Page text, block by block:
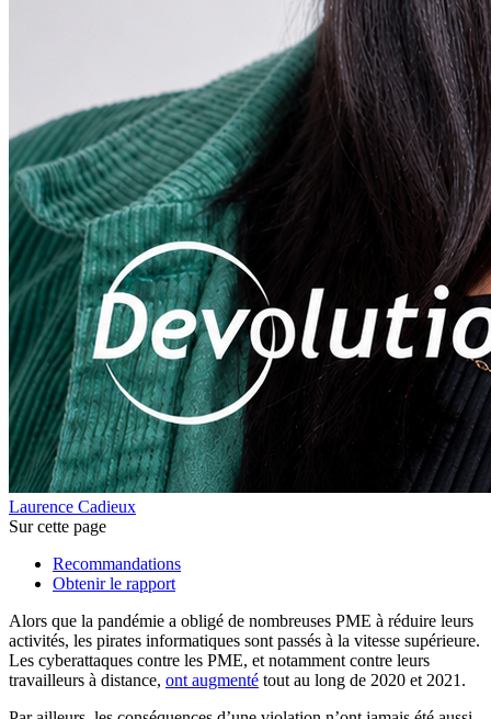
Laurence Cadieux
Sur cette page
Recommandations
Obtenir le rapport
Alors que la pandémie a obligé de nombreuses PME à réduire leurs
activités, les pirates informatiques sont passés à la vitesse supérieure.
Les cyberattaques contre les PME, et notamment contre leurs
travailleurs à distance, ont augmenté tout au long de 2020 et 2021.